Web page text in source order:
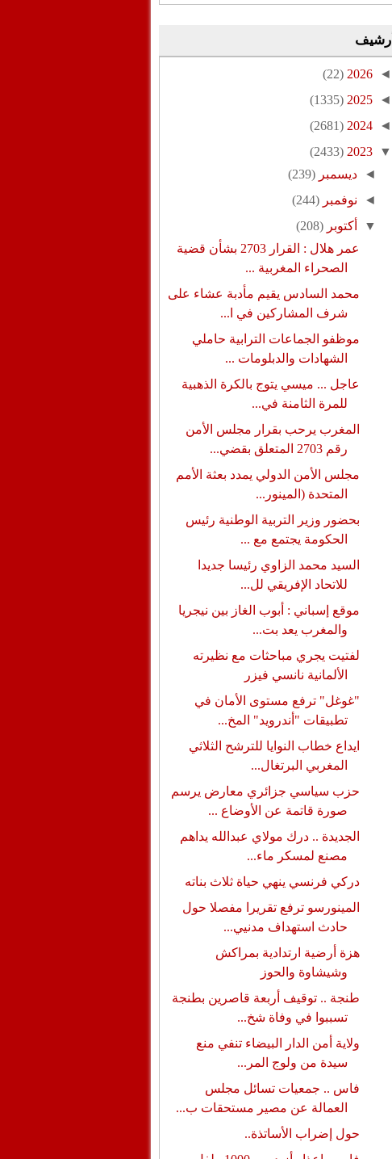
أرشيف
◄
2026
(22)
◄
2025
(1335)
◄
2024
(2681)
▼
2023
(2433)
◄ديسمبر(239)
◄ نوفمبر(244)
▼
أكتوبر(208)
عمر هلال : القرار 2703 بشأن قضية
الصحراء المغربية ...
محمد السادس يقيم مأدبة عشاء على
شرف المشاركين في ا...
موظفو الجماعات الترابية حاملي
الشهادات والدبلومات ...
عاجل ... ميسي يتوج بالكرة الذهبية
للمرة الثامنة في...
المغرب يرحب بقرار مجلس الأمن
رقم 2703 المتعلق بقضي...
مجلس الأمن الدولي يمدد بعثة الأمم
المتحدة (المينور...
بحضور وزير التربية الوطنية رئيس
الحكومة يجتمع مع ...
السيد محمد الزاوي رئيسا جديدا
للاتحاد الإفريقي لل...
موقع إسباني : أبوب الغاز بين نيجريا
والمغرب يعد بت...
لفتيت يجري مباحثات مع نظيرته
الألمانية نانسي فيزر
"غوغل" ترفع مستوى الأمان في
تطبيقات "أندرويد" المخ...
ايداع خطاب النوايا للترشح الثلاثي
المغربي البرتغال...
حزب سياسي جزائري معارض يرسم
صورة قاتمة عن الأوضاع ...
الجديدة .. درك مولاي عبدالله يداهم
مصنع لمسكر ماء...
دركي فرنسي ينهي حياة ثلاث بناته
المينورسو ترفع تقريرا مفصلا حول
حادث استهداف مدنيي...
هزة أرضية ارتدادية بمراكش
وشيشاوة والحوز
طنجة .. توقيف أربعة قاصرين بطنجة
تسببوا في وفاة شخ...
ولاية أمن الدار البيضاء تنفي منع
سيدة من ولوج المر...
فاس .. جمعيات تسائل مجلس
العمالة عن مصير مستحقات ب...
حول إضراب الأساتذة..